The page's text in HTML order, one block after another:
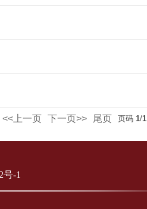
<<上一页 下一页>> 尾页 页码 1/1
号-1